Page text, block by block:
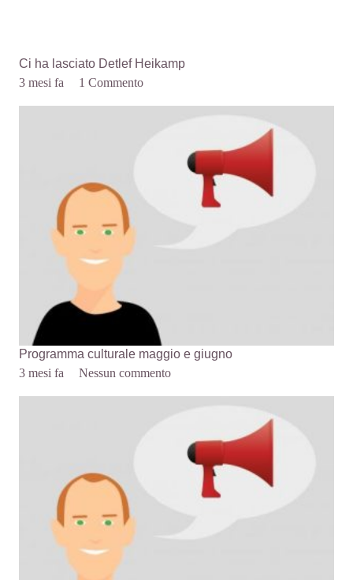
Ci ha lasciato Detlef Heikamp
3 mesi fa
1Commento
Programma culturale maggio e giugno
3 mesi fa
Nessun commento